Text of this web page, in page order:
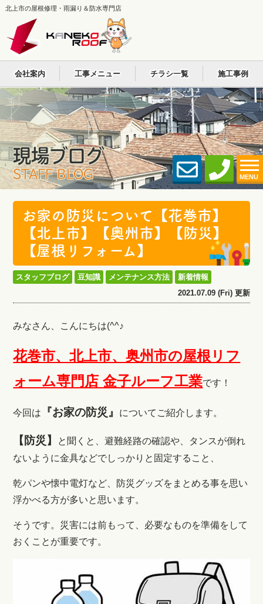
北上市の屋根修理・雨漏り＆防水専門店
MENU
会社案内 工事メニュー チラシ一覧 施工事例
現場ブログ
STAFF BLOG
お家の防災について【花巻市】
【北上市】【奥州市】【防災】
【屋根リフォーム】
スタッフブログ 豆知識 メンテナンス方法
新着情報
2021.07.09 (Fri) 更新
みなさん、こんにちは(^^♪
花巻市、北上市、奥州市の屋根リフ
ォーム専門店 金子ルーフ工業です！
今回は 『お家の防災』 についてご紹介します。
【防災】
と聞くと、避難経路の確認や、タンスが倒れ
ないように金具などでしっかりと固定すること、
乾パンや懐中電灯など、防災グッズをまとめる事を思い
浮かべる方が多いと思います。
そうです。災害には前もって、必要なものを準備をして
おくことが重要です。